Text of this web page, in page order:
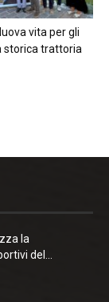
vita per gli
storica trattoria
la
del...